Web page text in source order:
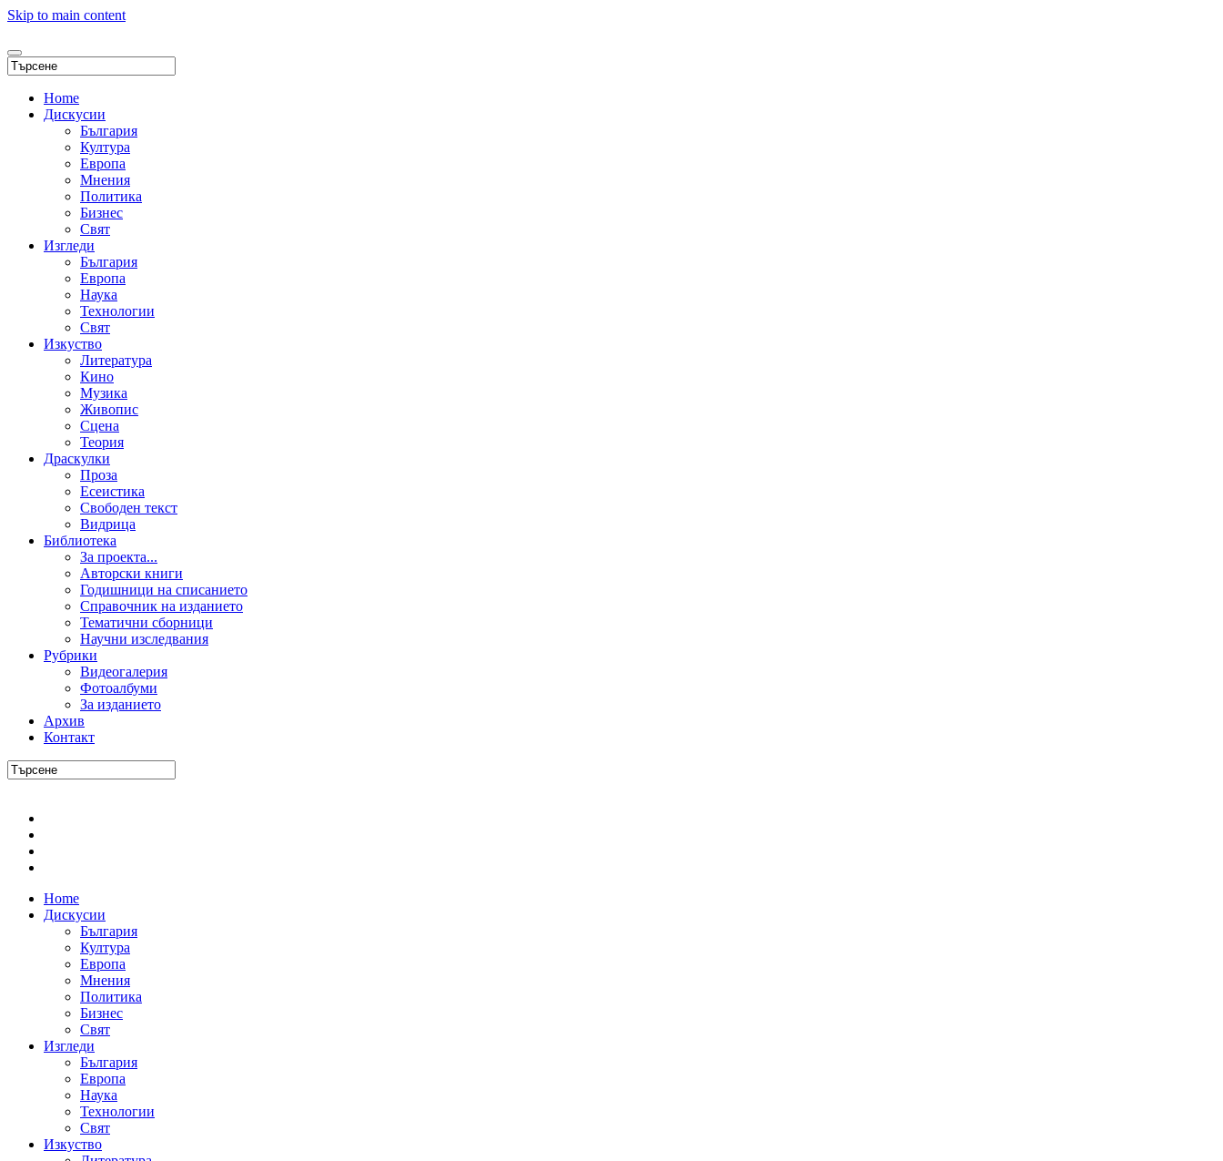
Skip to main content
Home
Дискусии
България
Култура
Европа
Мнения
Политика
Бизнес
Свят
Изгледи
България
Европа
Наука
Технологии
Свят
Изкуство
Литература
Кино
Музика
Живопис
Сцена
Теория
Драскулки
Проза
Есеистика
Свободен текст
Видрица
Библиотека
За проекта...
Авторски книги
Годишници на списанието
Справочник на изданието
Тематични сборници
Научни изследвания
Рубрики
Видеогалерия
Фотоалбуми
За изданието
Архив
Контакт
Home
Дискусии
България
Култура
Европа
Мнения
Политика
Бизнес
Свят
Изгледи
България
Европа
Наука
Технологии
Свят
Изкуство